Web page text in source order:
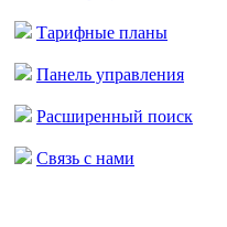
Тарифные планы
Панель управления
Расширенный поиск
Связь с нами